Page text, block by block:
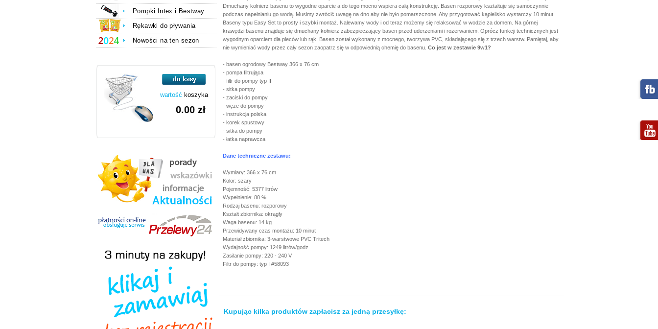
Dmuchany kołnierz basenu to wygodne oparcie a do tego mocno wspiera całą konstrukcję. Basen rozporowy kształtuje się samoczynnie
podczas napełnianiu go wodą. Musimy zwrócić uwagę na dno aby nie było pomarszczone. Aby przygotować kąpielisko wystarczy 10 minut.
Baseny typu Easy Set to prosty i szybki montaż. Nalewamy wody i od teraz możemy się relaksować w wodzie za domem. Na górnej
krawędzi basenu znajduje się dmuchany kołnierz zabezpieczający basen przed uderzeniami i rozerwaniem. Oprócz funkcji technicznych jest
wygodnym oparciem dla pleców lub rąk. Basen został wykonany z mocnego, tworzywa PVC, składającego się z trzech warstw. Pamiętaj, aby
nie wymieniać wody przez cały sezon zaopatrz się w odpowiednią chemię do basenu. Co jest w zestawie 9w1?
- basen ogrodowy Bestway 366 x 76 cm
- pompa filtrująca
- filtr do pompy typ II
- sitka pompy
- zaciski do pompy
- węże do pompy
- instrukcja polska
- korek spustowy
- sitka do pompy
- łatka naprawcza
Dane techniczne zestawu:
Wymiary: 366 x 76 cm
Kolor: szary
Pojemność: 5377 litrów
Wypełnienie: 80 %
Rodzaj basenu: rozporowy
Kształt zbiornika: okrągły
Waga basenu: 14 kg
Przewidywany czas montażu: 10 minut
Materiał zbiornika: 3-warstwowe PVC Tritech
Wydajność pompy: 1249 litrów/godz
Zasilanie pompy: 220 - 240 V
Filtr do pompy: typ I #58093
Kupując kilka produktów zapłacisz za jedną przesyłkę:
Pompki Intex i Bestway
Rękawki do pływania
Nowości na ten sezon
wartość koszyka
0.00 zł